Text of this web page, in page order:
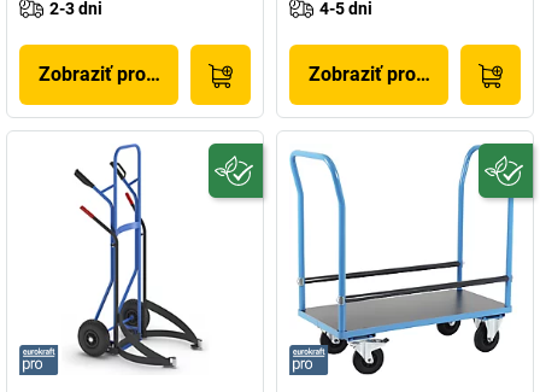
2-3 dni
Zobraziť produkt
4-5 dni
Zobraziť produkt